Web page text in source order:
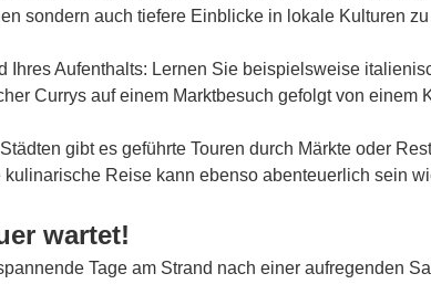
sondern auch tiefere Einblicke in lokale Kulturen
Ihres Aufenthalts: Lernen Sie beispielsweise
Currys auf einem Marktbesuch gefolgt von einem
gibt es geführte Touren durch Märkte oder
Reise kann ebenso abenteuerlich sein
wartet!
Tage am Strand nach einer aufregenden